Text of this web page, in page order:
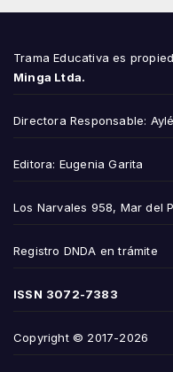
Trama Educativa es
Minga Ltda.
Directora Responsable:
Editora: Eugenia Garita
Los Narvales 958, Mar del
Registro DNDA en trámite
ISSN 3072-7383
Copyright © 2017-2026